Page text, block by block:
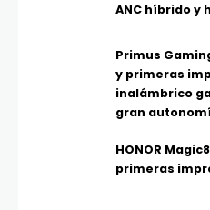
ANC híbrido y
Primus
y primeras
inalámbrico
gran
HONOR
primeras